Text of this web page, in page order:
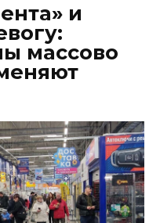
и
массово